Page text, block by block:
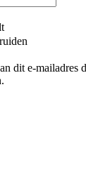
dit e-mailadres